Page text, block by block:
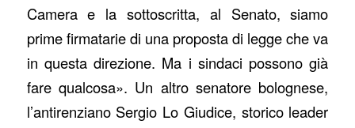
Camera e la sottoscritta, al Senato, siamo
prime firmatarie di una proposta di legge che va
in questa direzione. Ma i sindaci possono già
fare qualcosa». Un altro senatore bolognese,
l’antirenziano Sergio Lo Giudice, storico leader